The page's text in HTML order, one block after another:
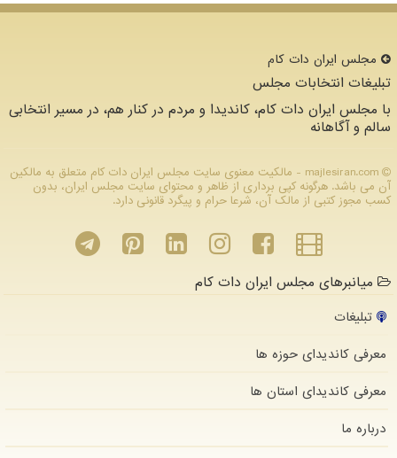
مجلس ایران دات كام
تبلیغات انتخابات مجلس
با مجلس ایران دات کام، کاندیدا و مردم در کنار هم، در مسیر انتخابی
سالم و آگاهانه
majlesiran.com - مالکیت معنوی سایت مجلس ایران دات كام متعلق به مالکین
آن می باشد. هرگونه کپی برداری از ظاهر و محتوای سایت مجلس ایران، بدون
کسب مجوز کتبی از مالک آن، شرعا حرام و پیگرد قانونی دارد.
میانبرهای مجلس ایران دات کام
تبلیغات
معرفی کاندیدای حوزه ها
معرفی کاندیدای استان ها
درباره ما